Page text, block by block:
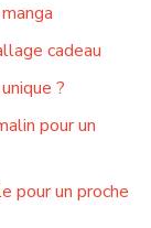
cadeau
?
pour un
pour un proche